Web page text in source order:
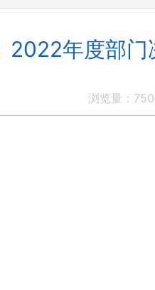
2022年度部门
浏览量： 750